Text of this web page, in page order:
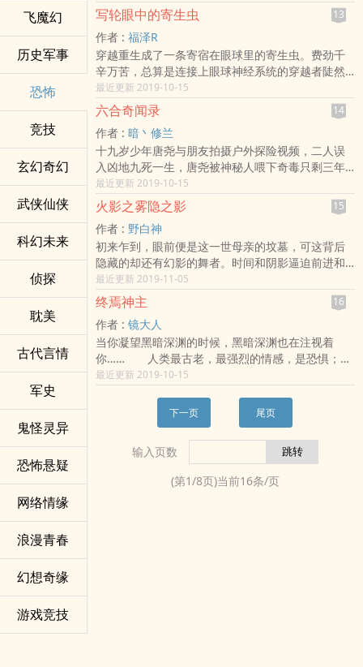
飞魔幻
历史军事
恐怖
竞技
玄幻奇幻
武侠仙侠
科幻未来
侦探
耽美
古代言情
军史
鬼怪灵异
恐怖悬疑
网络情缘
浪漫青春
幻想奇缘
游戏竞技
是要被天打雷劈的哦，你们一定要善良，不然就会
被雷劈哟……”于是，蜀黍们哭了，妈咪傻了。“我……
我什么时候生的你？”wtf？妈咪到底怎么了？为什么
不知道自己生了我？&lt;/br&gt;各位书友要是觉得
《总裁爹地宠翻天》还不错的话请不要忘记向您QQ
群和微博里的朋友推荐哦！总裁爹地宠翻天最新章
节,总裁爹地宠翻天无弹窗,总裁爹地宠翻天全文阅读.
里需要光芒，我都会一直保护正在战斗的你们，我
会引导正义的圣光并与你们同行！”“哎?圣光?踢了踢
了，这奶有毒，队长快点踢了！”奶妈：“??????”
&lt;/br&gt;各位书友要是觉得《漫威的圣职者》还
不错的话请不要忘记向您QQ群和微博里的朋友推荐
哦！漫威的圣职者最新章节,漫威的圣职者无弹窗,漫
威的圣职者全文阅读.
写轮眼中的寄生虫 13
作者 : 福泽R
穿越重生成了一条寄宿在眼球里的寄生虫。费劲千
辛万苦，总算是连接上眼球神经系统的穿越者陡然
发现，这居然是一颗九勾玉的轮回写轮眼！！而眼
睛的主人赫然是……大筒木辉夜！！（火影动漫剧
情，暂不考虑剧场版）&lt;/br&gt;各位书友要是觉
得《写轮眼中的寄生虫》还不错的话请不要忘记向
您QQ群和微博里的朋友推荐哦！写轮眼中的寄生虫
最新章节,写轮眼中的寄生虫无弹窗,写轮眼中的寄生
虫全文阅读.
最近更新 2019-10-15
六合奇闻录 14
作者 : 暗丶修兰
十九岁少年唐尧与朋友拍摄户外探险视频，二人误
入凶地九死一生，唐尧被神秘人喂下奇毒只剩三年
寿命，为求保命唐尧不得不寻求能人异士相助，也
由此拉开了现代社会，诸子百家幻术江湖的传奇序
幕。暗修兰本尊微博：
s:weibo/u/1807598957&lt;/br&gt;各位书友要是觉
得《六合奇闻录》还不错的话请不要忘记向您QQ群
和微博里的朋友推荐哦！六合奇闻录最新章节,六合
奇闻录无弹窗,六合奇闻录全文阅读.
最近更新 2019-10-15
火影之雾隐之影 15
作者 : 野白神
初来乍到，眼前便是这一世母亲的坟墓，可这背后
隐藏的却还有幻影的舞者。时间和阴影逼迫前进和
成长少年坐领满盈血与雾的村子，说道：“我可是四
代水影矢仓大人，到死之前都给我记住这个名字
啊！”我是矢仓，我很仓狂，你拿我咋地？标签：火
影&lt;/br&gt;各位书友要是觉得《火影之雾隐之
影》还不错的话请不要忘记向您QQ群和微博里的朋
友推荐哦！火影之雾隐之影最新章节,火影之雾隐之
影无弹窗,火影之雾隐之影全文阅读.
最近更新 2019-11-05
终焉神主 16
作者 : 镜大人
当你凝望黑暗深渊的时候，黑暗深渊也在注视着
你…… 人类最古老，最强烈的情感，是恐惧；而
最古老，最强烈的恐惧，是对未知的恐惧…… 然
而我们对这个世界了解的越多，我们就越对自己曾
经的无知感到庆幸，但是我，却不慎掌握了这个世
界最深邃的本质，和最深沉的恐惧…… 于是一切
的开端，源于一间用四叶草作为标记的精神病院……
&lt;/br&gt;各位书友要是觉得《终焉神主》还不错
的话请不要忘记向您QQ群和微博里的朋友推荐哦！
终焉神主最新章节,终焉神主无弹窗,终焉神主全文阅
最近更新 2019-10-15
下一页 尾页
输入页数
(第1/8页)当前16条/页